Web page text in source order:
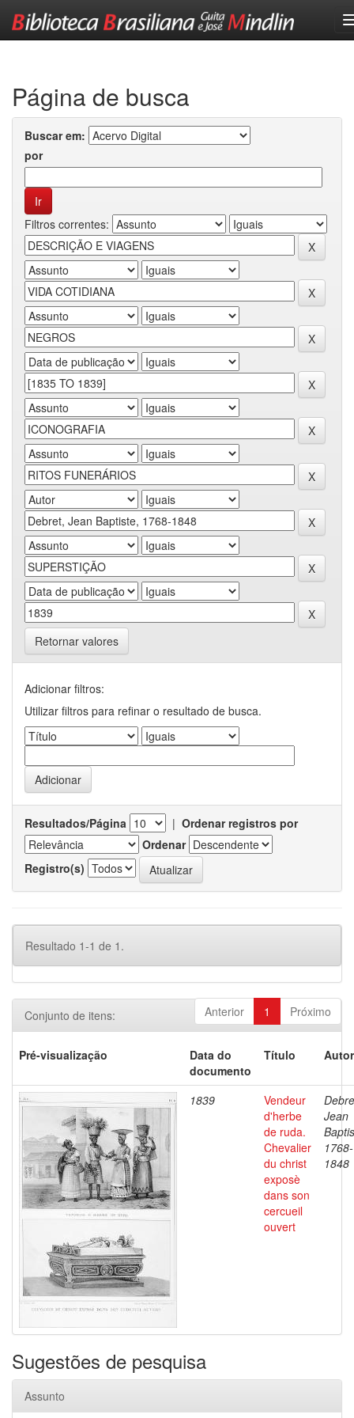
Página de busca
Buscar em:
por
Filtros correntes:
Retornar valores
Adicionar filtros:
Utilizar filtros para refinar o resultado de busca.
Resultados/Página | Ordenar registros por
Ordenar
Registro(s)
Resultado 1-1 de 1.
Anterior 1 Próximo
Conjunto de itens:
Pré-visualização
Data do
documento
Título
1839
Vendeur
d'herbe
de ruda.
Chevalier
du christ
exposè
dans son
cercueil
ouvert
Jean
1768-
1848
Sugestões de pesquisa
Assunto